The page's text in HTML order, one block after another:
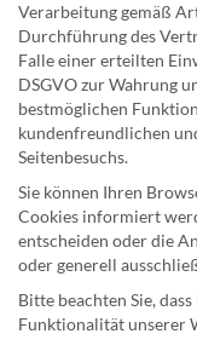
Verarbeitung gemäß
Durchführung des
Falle einer erteilten
DSGVO zur Wahrung
bestmöglichen
kundenfreundlichen
Seitenbesuchs.
Sie können Ihren
Cookies informiert
entscheiden oder die
oder generell
Bitte beachten Sie,
Funktionalität unserer